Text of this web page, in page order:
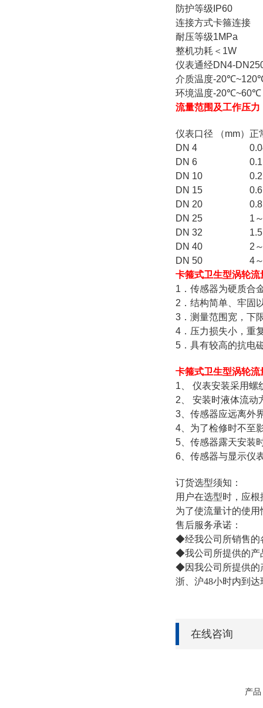
防护等级 IP60
连接方式卡箍连接
耐压等级1MPa
整机功耗 ＜1W
仪表通经DN4-
介质温度-
环境温度-20℃~60℃
流量范围及工作压力
仪表口径 （mm） 正
DN 4
DN 6
DN 10
DN 15
DN 20
DN 25
1
DN 32
DN 40
2
DN 50
4
卡箍式卫生型涡轮流
1．传感器为硬质合
2．结构简单、牢固
3．测量范围宽，下
4．压力损失小，重
5．具有较高的抗电
卡箍式卫生型涡轮流
1、 仪表安装采用螺
2、 安装时液体流动
3、传感器应远离外
4、为了检修时不至
5、传感器露天安装
6、传感器与显示仪
订货选型须知：
用户在选型时，应
为了使流量计的使
售后服务承诺：
◆经我公司所销售的
◆我公司所提供的产
◆因我公司所提供的
浙、沪48小时内到
在线咨询
产品